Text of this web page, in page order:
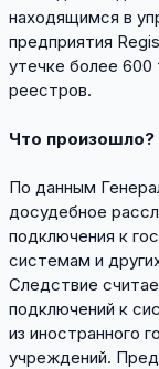
находящимся в
предприятия
утечке более 600
реестров.
Что произошло?
По данным
досудебное
подключения к
системам и
Следствие
подключений к
из иностранного
учреждений.